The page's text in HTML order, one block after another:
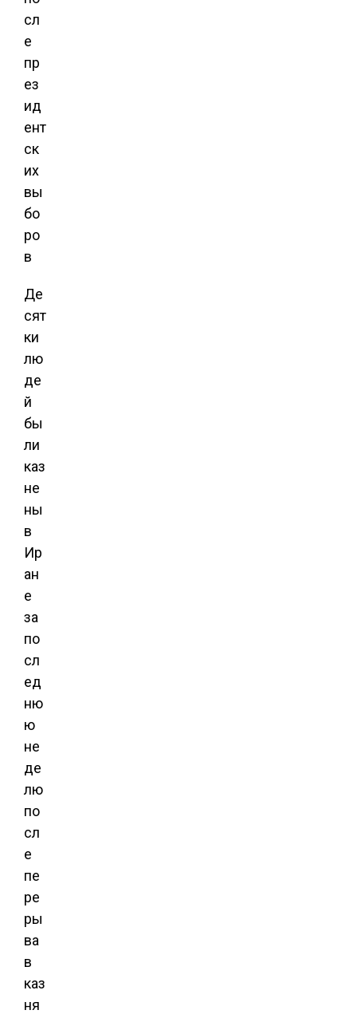
Де
сят
ки
лю
де
й
бы
ли
каз
не
ны
в
Ир
ан
е
за
по
сл
ед
ню
ю
не
де
лю
по
сл
е
пе
ре
ры
ва
в
каз
ня